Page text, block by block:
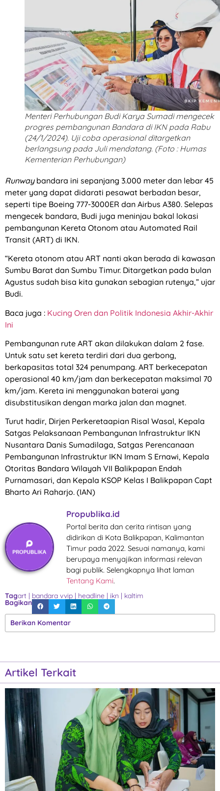
Menteri Perhubungan Budi Karya Sumadi mengecek
progres pembangunan Bandara di IKN pada Rabu
(24/1/2024). Uji coba operasional ditargetkan
berlangsung pada Juli mendatang. (Foto : Humas
Kementerian Perhubungan)
Runwaybandara ini sepanjang 3.000 meter dan lebar 45
meter yang dapat didarati pesawat berbadan besar,
seperti tipe Boeing 777-3000ER dan Airbus A380. Selepas
mengecek bandara, Budi juga meninjau bakal lokasi
pembangunan Kereta Otonom atau Automated Rail
Transit (ART) di IKN.
“Kereta otonom atau ART nanti akan berada di kawasan
Sumbu Barat dan Sumbu Timur. Ditargetkan pada bulan
Agustus sudah bisa kita gunakan sebagian rutenya,” ujar
Budi.
Baca juga : Kucing Oren dan Politik Indonesia Akhir-Akhir
Ini
Pembangunan rute ART akan dilakukan dalam 2 fase.
Untuk satu set kereta terdiri dari dua gerbong,
berkapasitas total 324 penumpang. ART berkecepatan
operasional 40 km/jam dan berkecepatan maksimal 70
km/jam. Kereta ini menggunakan baterai yang
disubstitusikan dengan marka jalan dan magnet.
Turut hadir, Dirjen Perkeretaapian Risal Wasal, Kepala
Satgas Pelaksanaan Pembangunan Infrastruktur IKN
Nusantara Danis Sumadilaga, Satgas Perencanaan
Pembangunan Infrastruktur IKN Imam S Ernawi, Kepala
Otoritas Bandara Wilayah VII Balikpapan Endah
Purnamasari, dan Kepala KSOP Kelas I Balikpapan Capt
Bharto Ari Raharjo. (IAN)
Propublika.id
Portal berita dan cerita rintisan yang
didirikan di Kota Balikpapan, Kalimantan
Timur pada 2022. Sesuai namanya, kami
berupaya menyajikan informasi relevan
bagi publik. Selengkapnya lihat laman
Tentang Kami.
Tagart | bandara vvip | headline | ikn | kaltim
Bagikan
Berikan Komentar
Artikel Terkait